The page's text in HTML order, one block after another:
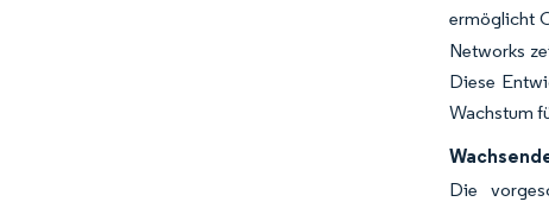
ermöglicht
Networks
Diese
Wachstum
Die